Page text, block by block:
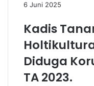
6 Juni 2025
Kadis
Diduga
TA 2023.